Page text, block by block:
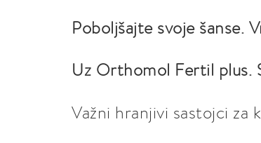
Poboljšajte svoje šanse.
Uz Orthomol Fertil plus.
Važni hranjivi sastojci za